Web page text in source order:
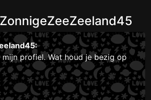
profiel. Wat houd je bezig op